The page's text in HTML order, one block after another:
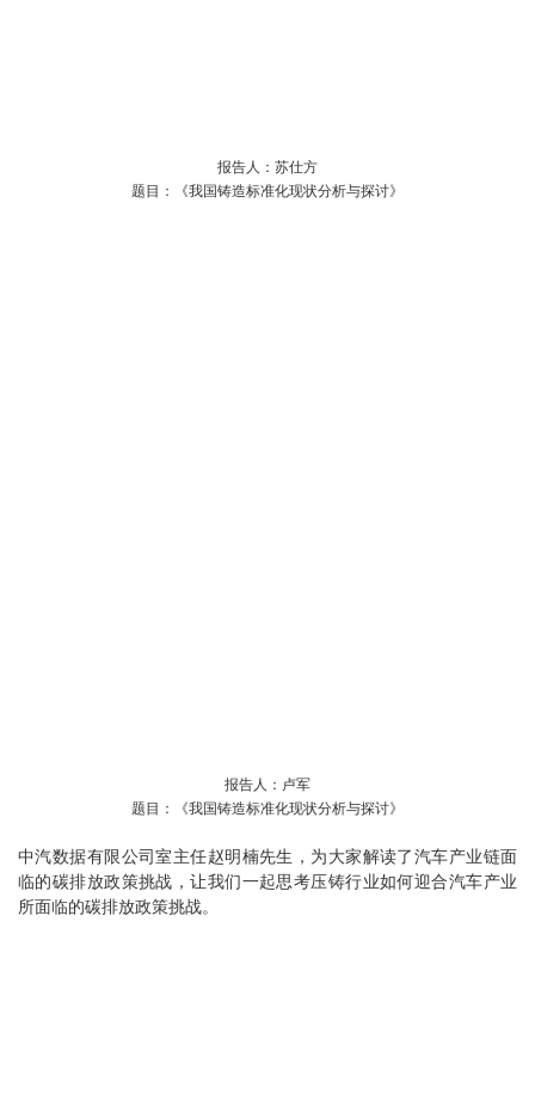
报告人：苏仕方
题目：《我国铸造标准化现状分析与探讨》
报告人：卢军
题目：《我国铸造标准化现状分析与探讨》
中汽数据有限公司室主任赵明楠先生，为大家解读了汽车产业链面
临的碳排放政策挑战，让我们一起思考压铸行业如何迎合汽车产业
所面临的碳排放政策挑战。